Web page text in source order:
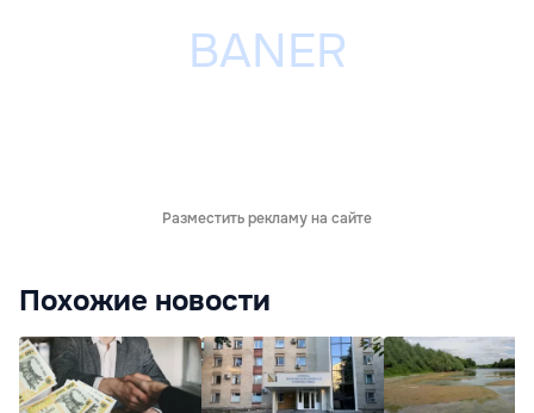
Разместить рекламу на сайте
Похожие новости